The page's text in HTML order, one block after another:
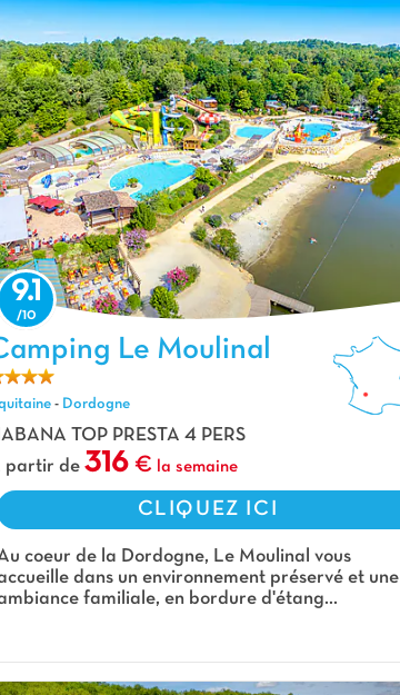
Le Moulinal, Camping Aquitaine
9.1
Le Moulinal
- Dordogne
TOP PRESTA 4 PERS
partir de 316 la semaine
CLIQUEZ ICI
coeur de la Dordogne, Le Moulinal vous
dans un environnement préservé et une
familiale, en bordure d'étang...